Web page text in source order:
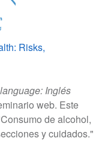
Risks,
Inglés
web. Este
de alcohol,
y cuidados."